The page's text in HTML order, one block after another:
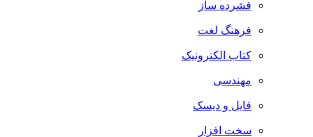
فشرده ساز
فرهنگ لغت
کتاب الکترونیک
مهندسی
فایل و دیسک
سخت افزار